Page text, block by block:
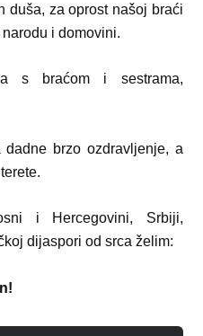
duša, za oprost našoj braći
i domovini.
s braćom i sestrama,
brzo ozdravljenje, a
i Hercegovini, Srbiji,
dijaspori od srca želim: